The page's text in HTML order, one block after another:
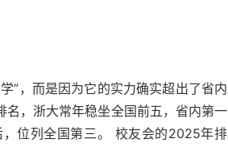
”，而是因为它的实力确实超出了省内
，浙大常年稳坐全国前五，省内第一
位列全国第三。 校友会的2025年排